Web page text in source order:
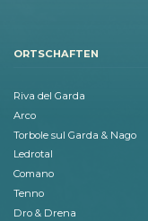
ORTSCHAFTEN
Riva del Garda
Arco
Torbole sul Garda & Nago
Ledrotal
Comano
Tenno
Dro & Drena